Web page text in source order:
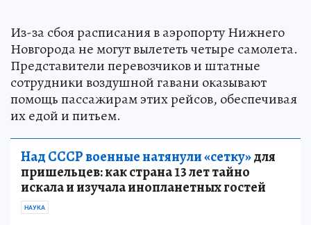
Из-за сбоя расписания в аэропорту Нижнего
Новгорода не могут вылететь четыре самолета.
Представители перевозчиков и штатные
сотрудники воздушной гавани оказывают
помощь пассажирам этих рейсов, обеспечивая
их едой и питьем.
Над СССР военные натянули «сетку»для
пришельцев: как страна 13 лет тайно
искала и изучала инопланетных гостей
НАУКА